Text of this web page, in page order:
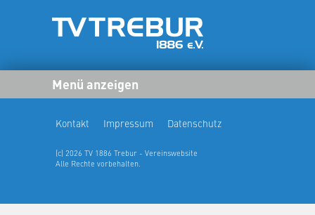
Menü anzeigen
Kontakt Impressum Datenschutz
(c) 2026 TV 1886 Trebur - Vereinswebsite
Alle Rechte vorbehalten.